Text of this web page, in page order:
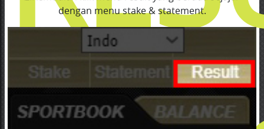
dengan menu stake & statement.